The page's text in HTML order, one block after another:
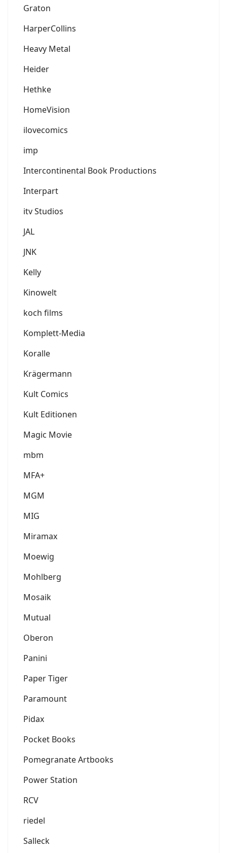
Graton
HarperCollins
Heavy Metal
Heider
Hethke
HomeVision
ilovecomics
imp
Intercontinental Book Productions
Interpart
itv Studios
JAL
JNK
Kelly
Kinowelt
koch films
Komplett-Media
Koralle
Krägermann
Kult Comics
Kult Editionen
Magic Movie
mbm
MFA+
MGM
MIG
Miramax
Moewig
Mohlberg
Mosaik
Mutual
Oberon
Panini
Paper Tiger
Paramount
Pidax
Pocket Books
Pomegranate Artbooks
Power Station
RCV
riedel
Salleck